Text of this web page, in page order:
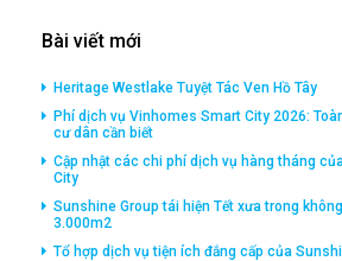
Bài viết mới
Heritage Westlake Tuyệt Tác Ven Hồ Tây
Phí dịch vụ Vinhomes Smart City 2026:
cư dân cần biết
Cập nhật các chi phí dịch vụ hàng tháng
City
Sunshine Group tái hiện Tết xưa trong
3.000m2
Tổ hợp dịch vụ tiện ích đắng cấp của